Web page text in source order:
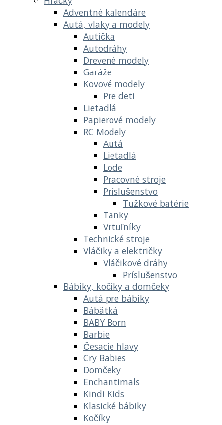
Adventné kalendáre
Autá, vlaky a modely
Autíčka
Autodráhy
Drevené modely
Garáže
Kovové modely
Pre deti
Lietadlá
Papierové modely
RC Modely
Autá
Lietadlá
Lode
Pracovné stroje
Príslušenstvo
Tužkové batérie
Tanky
Vrtuľníky
Technické stroje
Vláčiky a električky
Vláčikové dráhy
Príslušenstvo
Bábiky, kočíky a domčeky
Autá pre bábiky
Bábätká
BABY Born
Barbie
Česacie hlavy
Cry Babies
Domčeky
Enchantimals
Kindi Kids
Klasické bábiky
Kočíky